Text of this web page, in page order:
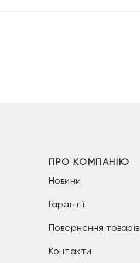
ПРО КОМПАНІЮ
Новини
Гарантії
Повернення товарів
Контакти